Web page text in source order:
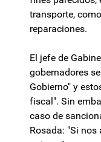
transporte,
reparaciones.
El jefe de
gobernadores
Gobierno" y
fiscal". Sin
caso de
Rosada: "Si